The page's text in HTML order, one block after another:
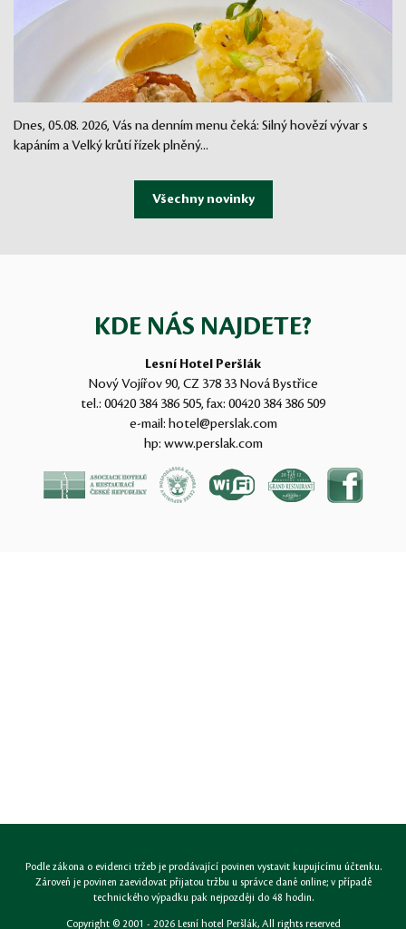
Dnes, 05.08. 2026, Vás na denním menu čeká: Silný hovězí vývar s
kapáním a Velký krůtí řízek plněný...
KDE NÁS NAJDETE?
Lesní Hotel Peršlák
Nový Vojířov 90, CZ 378 33 Nová Bystřice
tel.: 00420 384 386 505, fax: 00420 384 386 509
e-mail: hotel@perslak.com
hp: www.perslak.com
Podle zákona o evidenci tržeb je prodávající povinen vystavit kupujícímu účtenku.
Zároveň je povinen zaevidovat přijatou tržbu u správce daně online; v případě
technického výpadku pak nejpozději do 48 hodin.
Copyright © 2001 - 2026 Lesní hotel Peršlák, All rights reserved